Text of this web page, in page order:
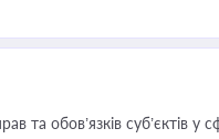
та обов’язків суб’єктів